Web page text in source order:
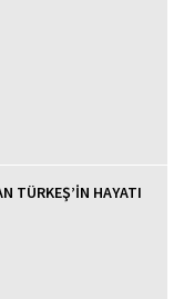
TÜRKEŞ’İN HAYATI